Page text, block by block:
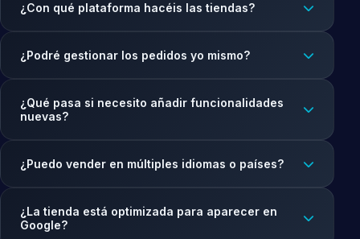
¿Con qué plataforma hacéis las tiendas?
¿Podré gestionar los pedidos yo mismo?
¿Qué pasa si necesito añadir funcionalidades
nuevas?
¿Puedo vender en múltiples idiomas o países?
¿La tienda está optimizada para aparecer en
Google?